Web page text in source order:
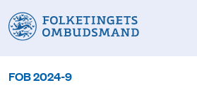
FOB 2024-9